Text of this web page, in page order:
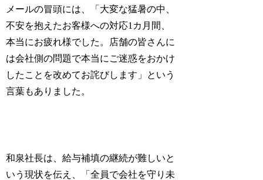
メールの冒頭には、「大変な猛暑の中、
不安を抱えたお客様への対応1カ月間、
本当にお疲れ様でした。店舗の皆さんに
は会社側の問題で本当にご迷惑をおかけ
したことを改めてお詫びします」という
言葉もありました。
和泉社長は、給与補填の継続が難しいと
いう現状を伝え、「全員で会社を守り未